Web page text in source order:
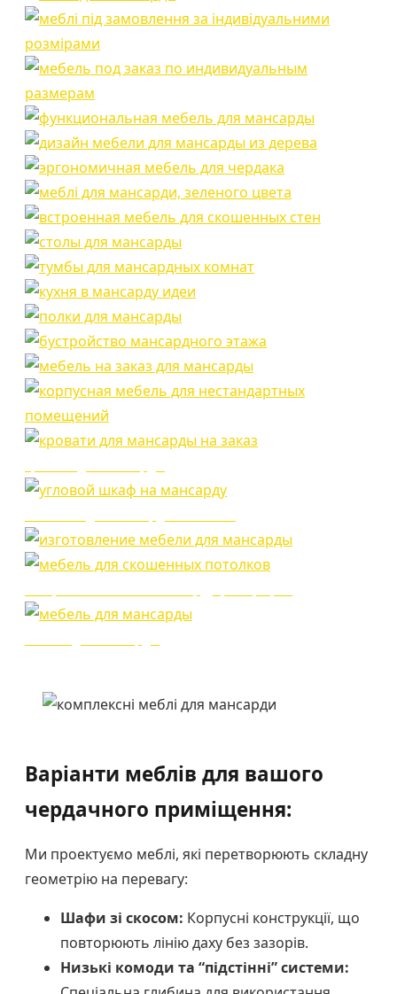
Варіанти меблів для вашого
чердачного приміщення:
Ми проектуємо меблі, які перетворюють складну
геометрію на перевагу:
Шафи зі скосом: Корпусні конструкції, що
повторюють лінію даху без зазорів.
Низькі комоди та “підстінні” системи: